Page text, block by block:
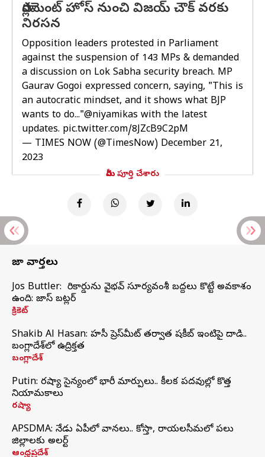
పార్లమెంట్ హోస్ నుంచి విజయ్ చౌక్ వరకు
నిరసన
Opposition leaders protested in Parliament
against the suspension of 143 MPs & demanded
a discussion on Lok Sabha security breach. MP
Gaurav Gogoi expressed concern, saying, "This is
an autocratic mindset, and it shows what BJP
wants to do..."@niyamikas with the latest
updates. pic.twitter.com/8JZcB9C2pM
— TIMES NOW (@TimesNow) December 21,
2023
మీరు పూర్తి చేశారు
తాజా వార్తలు
Jos Buttler: నా రికార్డును వైభవ్ సూర్యవంశీ బద్దలు కొట్టే అవకాశం
ఉంది: జాస్ బట్లర్
క్రికెట్
Shakib Al Hasan: హసీనా ప్రెస్‌మీట్‌ తర్వాత షకీబ్‌ ఇంటిపై దాడి..
బంగ్లాదేశ్‌లో ఉద్రిక్తత
బంగ్లాదేశ్
Putin: రష్యా సైన్యంలో భారీ మార్పులు.. కీలక పదవుల్లో కొత్త
నియామకాలు
రష్యా
APSDMA: నేడు ఏపీలో వానలు.. కోస్తా, రాయలసీమలో పలు
జిల్లాలకు అలర్ట్
ఆంధ్రప్రదేశ్